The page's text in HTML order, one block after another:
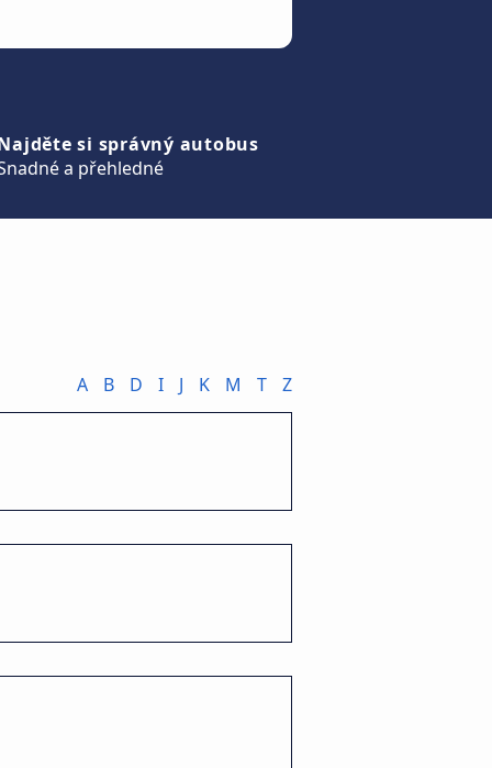
si správný autobus
a přehledné
A B D I J K M T Z